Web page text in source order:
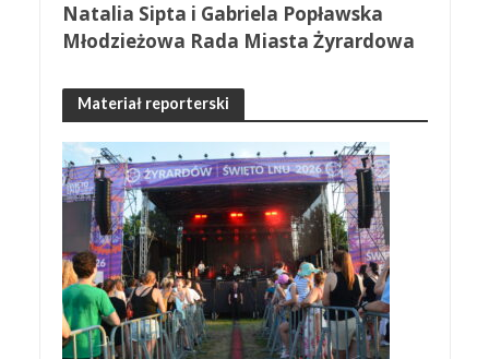
Natalia Sipta i Gabriela Popławska
Młodzieżowa Rada Miasta Żyrardowa
Materiał reporterski